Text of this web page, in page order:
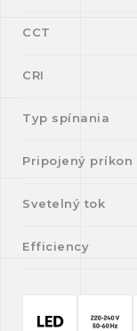
CCT
CRI
Typ spínania
Pripojený príkon
Svetelný tok
Efficiency